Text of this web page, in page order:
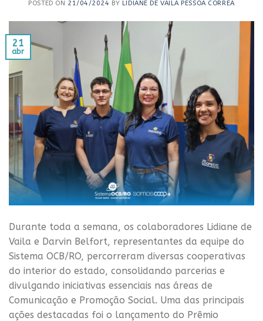
POSTED ON 21/04/2024 BY LIDIANE DE VAILA PESSOA CORREA
21
abr
Durante toda a semana, os colaboradores Lidiane de
Vaila e Darvin Belfort, representantes da equipe do
Sistema OCB/RO, percorreram diversas cooperativas
do interior do estado, consolidando parcerias e
divulgando iniciativas essenciais nas áreas de
Comunicação e Promoção Social. Uma das principais
ações destacadas foi o lançamento do Prêmio